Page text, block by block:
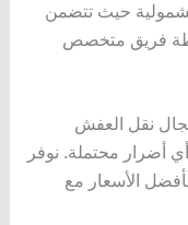
حيث تتضمن
فريق متخصص
نقل العفش
أضرار محتملة. نوفر
الأسعار مع